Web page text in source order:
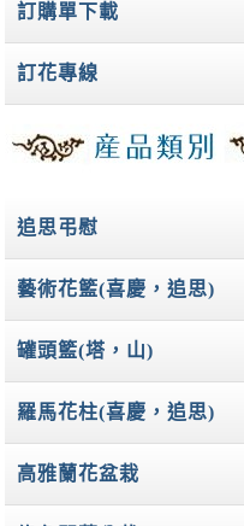
訂購單下載
訂花專線
追思弔慰
藝術花籃(喜慶，追思)
罐頭籃(塔，山)
羅馬花柱(喜慶，追思)
高雅蘭花盆栽